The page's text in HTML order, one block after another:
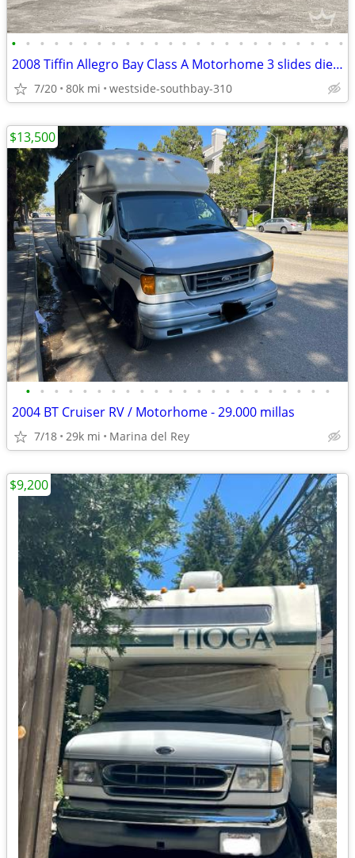
• • • • • • • • • • • • • • • • • • • • • • • •
2008 Tiffin Allegro Bay Class A Motorhome 3 slides diesel
7/20 80k mi westside-southbay-310
• • • • • • • • • • • • • • • • • • • • • •
2004 BT Cruiser RV / Motorhome - 29.000 millas
7/18 29k mi Marina del Rey
$13,500
$9,200